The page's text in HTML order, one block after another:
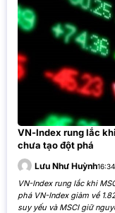
VN-Index rung lắc
chưa tạo đột phá
Lưu Như Huỳnh16:34
VN-Index rung lắc khi
phá VN-Index giảm về
suy yếu và MSCI giữ